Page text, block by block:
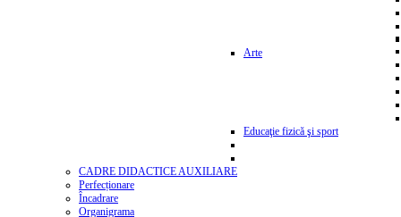
Arte
Educaţie fizică şi sport
CADRE DIDACTICE AUXILIARE
Perfecționare
Încadrare
Organigrama